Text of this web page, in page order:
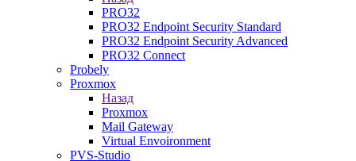
PRO32
PRO32 Endpoint Security Standard
PRO32 Endpoint Security Advanced
PRO32 Connect
Probely
Proxmox
Назад
Proxmox
Mail Gateway
Virtual Envoironment
PVS-Studio